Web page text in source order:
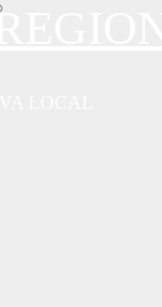
LOCAL